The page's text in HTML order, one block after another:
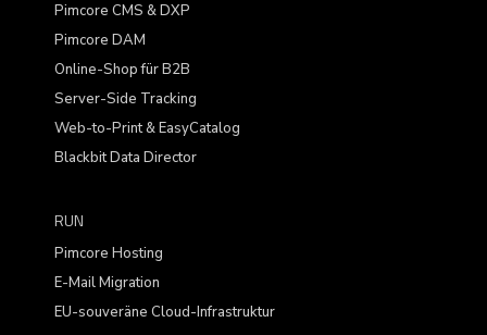
Pimcore CMS & DXP
Pimcore DAM
Online-Shop für B2B
Server-Side Tracking
Web-to-Print & EasyCatalog
Blackbit Data Director
RUN
Pimcore Hosting
E-Mail Migration
EU-souveräne Cloud-Infrastruktur